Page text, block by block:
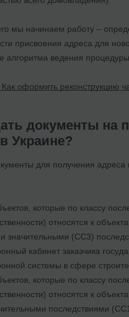
мы начинаем работу –
присвоения адреса для
алгоритма ведения процедуры.
Как оформить реконструкцию
документы на
Украине?
для получения
которые по классу
относятся к
значительными (СС3)
кабинет заказчика
системы в сфере
которые по классу
относятся к
последствиями